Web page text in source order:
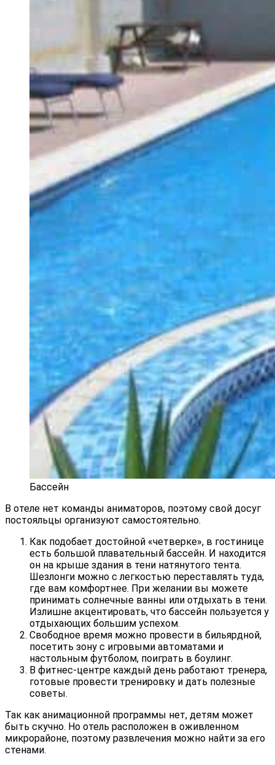
Бассейн
В отеле нет команды аниматоров, поэтому свой досуг
постояльцы организуют самостоятельно.
Как подобает достойной «четверке», в гостинице
есть большой плавательный бассейн. И находится
он на крыше здания в тени натянутого тента.
Шезлонги можно с легкостью переставлять туда,
где вам комфортнее. При желании вы можете
принимать солнечные ванны или отдыхать в тени.
Излишне акцентировать, что бассейн пользуется у
отдыхающих большим успехом.
Свободное время можно провести в бильярдной,
посетить зону с игровыми автоматами и
настольным футболом, поиграть в боулинг.
В фитнес-центре каждый день работают тренера,
готовые провести тренировку и дать полезные
советы.
Так как анимационной программы нет, детям может
быть скучно. Но отель расположен в оживленном
микрорайоне, поэтому развлечения можно найти за его
стенами.